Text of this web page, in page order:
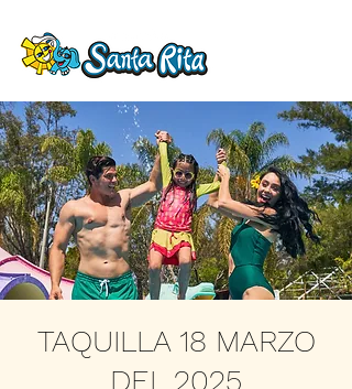
TAQUILLA 18 MARZO
DEL 2025